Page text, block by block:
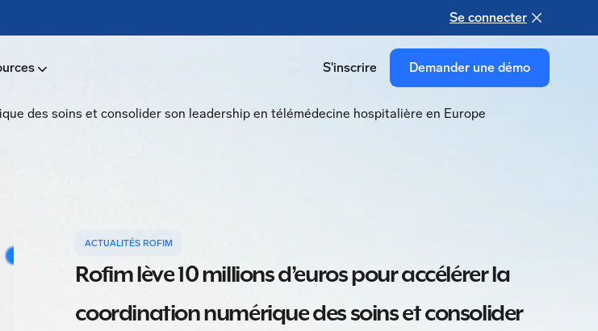
Se connecter
S'inscrire Demander une démo
des soins et consolider son leadership en télémédecine hospitalière en Europe
ACTUALITÉS ROFIM
Rofim lève 10 millions d’euros pour accélérer la
coordination numérique des soins et consolider